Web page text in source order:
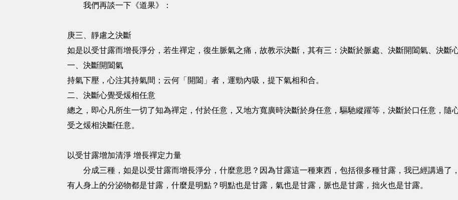
我們再談一下《道果》：
庚三、靜慮之決斷
如是以受甘露而增長淨分，若生禪定，復生脈氣之痛，故教示決斷，其有三：決斷於脈處、決斷開闔氣、決斷
一、決斷開闔氣
持氣下壓，心注其持氣間；云何「開闔」者，運勁內吸，提下氣相和合。
二、決斷心覺受煖相任意
總之，即心凡所生一切了知為禪定，付於任意，又地方寬廣時決斷於身任意，驅馳縱躍等，決斷於口任意，隨
受之煖相決斷任意。
以受甘露增加清淨 增長禪定力量
分成三種，如是以受甘露而增長淨分，什麼意思？因為甘露這一種東西，包括很多種甘露，我已經講過了
有人身上的分泌物都是甘露，什麼是明點？明點也是甘露，氣也是甘露，脈也是甘露，拙火也是甘露。